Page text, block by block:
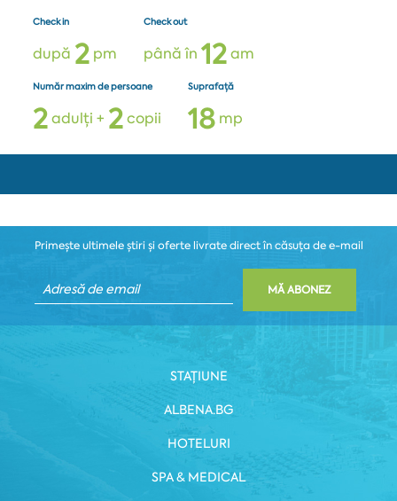
Check in
după 2pm
Check out
până în 12am
Număr maxim de persoane
2adulți + 2copii
Suprafață
18mp
Primește ultimele știri și oferte livrate direct în căsuța de e-mail
MĂ ABONEZ
STAȚIUNE
ALBENA.BG
HOTELURI
SPA & MEDICAL